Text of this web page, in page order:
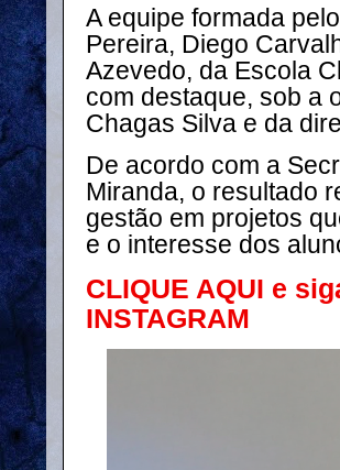
A equipe formada
Pereira, Diego
Azevedo, da Escola
com destaque, sob a
Chagas Silva e da
De acordo com a
Miranda, o resultado
gestão em projetos
e o interesse dos
CLIQUE AQUI e
INSTAGRAM